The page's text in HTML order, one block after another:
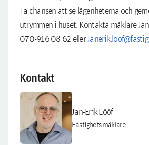
Ta chansen att se lägenheterna och
utrymmen i huset. Kontakta mäklare
070-916 08 62 eller
Kontakt
Jan-Erik Lööf
Fastighetsmäklare